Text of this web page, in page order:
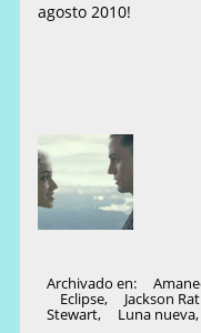
agosto 2010!
Archivado en:
Eclipse, Jackson
Stewart, Luna nueva,